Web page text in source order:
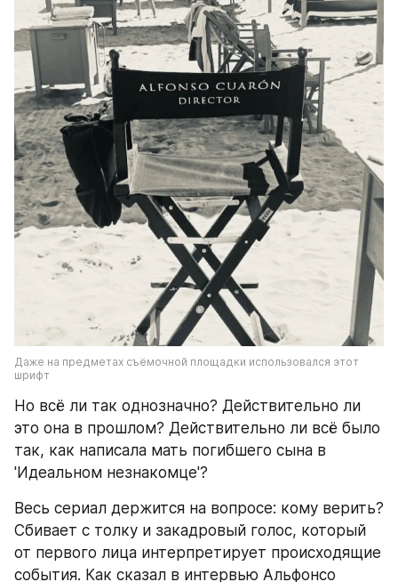
Даже на предметах съёмочной площадки использовался этот
шрифт
Но всё ли так однозначно? Действительно ли
это она в прошлом? Действительно ли всё было
так, как написала мать погибшего сына в
'Идеальном незнакомце'?
Весь сериал держится на вопросе: кому верить?
Сбивает с толку и закадровый голос, который
от первого лица интерпретирует происходящие
события. Как сказал в интервью Альфонсо